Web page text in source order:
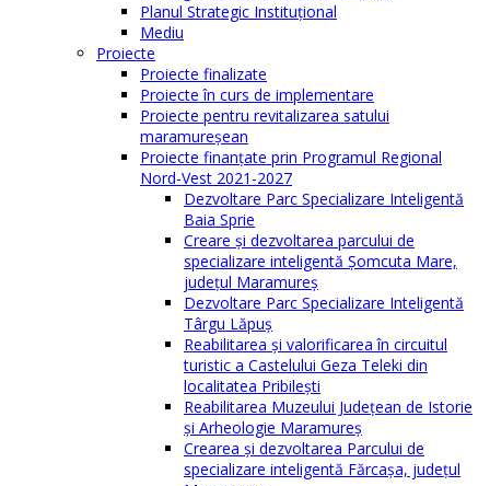
Planul Strategic Instituţional
Mediu
Proiecte
Proiecte finalizate
Proiecte în curs de implementare
Proiecte pentru revitalizarea satului
maramureşean
Proiecte finanțate prin Programul Regional
Nord-Vest 2021-2027
Dezvoltare Parc Specializare Inteligentă
Baia Sprie
Creare și dezvoltarea parcului de
specializare inteligentă Șomcuta Mare,
județul Maramureș
Dezvoltare Parc Specializare Inteligentă
Târgu Lăpuș
Reabilitarea și valorificarea în circuitul
turistic a Castelului Geza Teleki din
localitatea Pribilești
Reabilitarea Muzeului Județean de Istorie
și Arheologie Maramureș
Crearea și dezvoltarea Parcului de
specializare inteligentă Fărcașa, județul